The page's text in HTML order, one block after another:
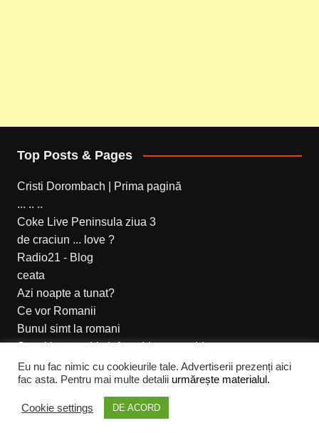
Top Posts & Pages
Cristi Dorombach | Prima pagină
... .. ..
Coke Live Peninsula ziua 3
de craciun ... love ?
Radio21 - Blog
ceata
Azi noapte a tunat?
Ce vor Romanii
Bunul simt la romani
Setari internet Vodafone Live prepaid
Cream Magazine pentru Cristi Dorombach
Eu nu fac nimic cu cookieurile tale. Advertiserii prezenți aici
fac asta. Pentru mai multe detalii urmărește materialul.
Cookie settings DE ACORD